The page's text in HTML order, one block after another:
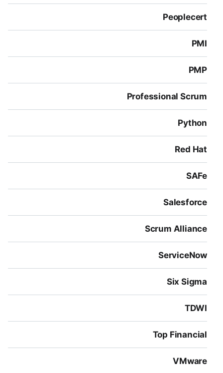
Peoplecert
PMI
PMP
Professional Scrum
Python
Red Hat
SAFe
Salesforce
Scrum Alliance
ServiceNow
Six Sigma
TDWI
Top Financial
VMware